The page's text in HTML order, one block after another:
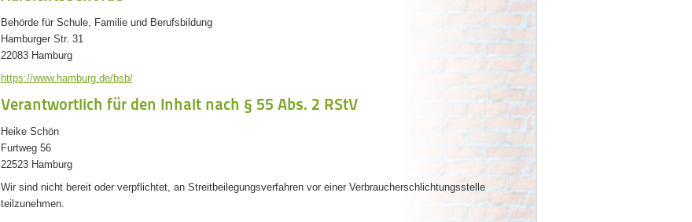
Behörde für Schule, Familie und Berufsbildung
Hamburger Str. 31
22083 Hamburg
https://www.hamburg.de/bsb/
Verantwortlich für den Inhalt nach § 55 Abs. 2 RStV
Heike Schön
Furtweg 56
22523 Hamburg
Wir sind nicht bereit oder verpflichtet, an Streitbeilegungsverfahren vor einer Verbraucherschlichtungsstelle
teilzunehmen.